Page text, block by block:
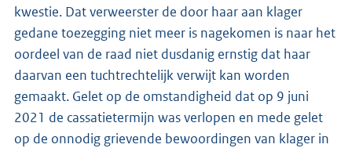
kwestie. Dat verweerster de door haar aan klager
gedane toezegging niet meer is nagekomen is naar het
oordeel van de raad niet dusdanig ernstig dat haar
daarvan een tuchtrechtelijk verwijt kan worden
gemaakt. Gelet op de omstandigheid dat op 9 juni
2021 de cassatietermijn was verlopen en mede gelet
op de onnodig grievende bewoordingen van klager in